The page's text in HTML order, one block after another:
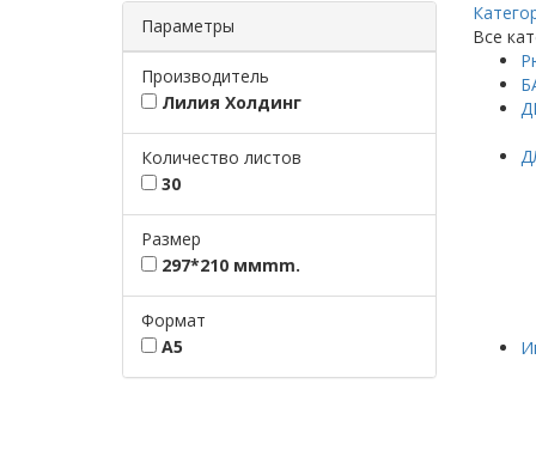
Параметры
Производитель
Лилия Холдинг
Количество листов
30
Размер
297*210 ммmm.
Формат
А5
Все